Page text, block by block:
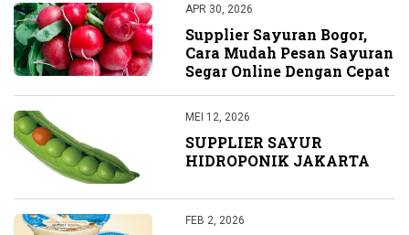
APR 30, 2026
Supplier Sayuran Bogor,
Cara Mudah Pesan Sayuran
Segar Online Dengan Cepat
MEI 12, 2026
SUPPLIER SAYUR
HIDROPONIK JAKARTA
FEB 2, 2026